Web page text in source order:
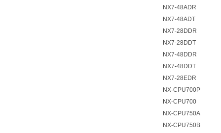
NX7-48ADR
NX7-48ADT
NX7-28DDR
NX7-28DDT
NX7-48DDR
NX7-48DDT
NX7-28EDR
NX-CPU700P
NX-CPU700
NX-CPU750A
NX-CPU750B